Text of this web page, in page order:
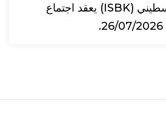
البنك الإسلامي الفلسطيني (ISBK) يعقد اجتماع